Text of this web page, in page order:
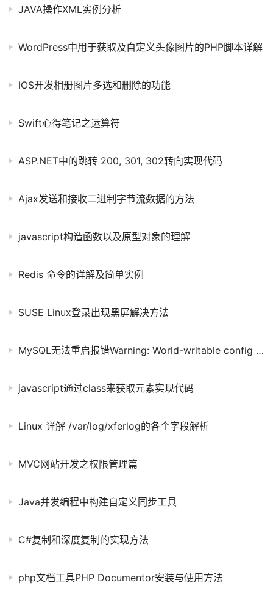
JAVA操作XML实例分析
WordPress中用于获取及自定义头像图片的PHP脚本详解
IOS开发相册图片多选和删除的功能
Swift心得笔记之运算符
ASP.NET中的跳转 200, 301, 302转向实现代码
Ajax发送和接收二进制字节流数据的方法
javascript构造函数以及原型对象的理解
Redis 命令的详解及简单实例
SUSE Linux登录出现黑屏解决方法
MySQL无法重启报错Warning: World-writable config file ‘/etc/my.cnf’ is ignored的解决方法
javascript通过class来获取元素实现代码
Linux 详解 /var/log/xferlog的各个字段解析
MVC网站开发之权限管理篇
Java并发编程中构建自定义同步工具
C#复制和深度复制的实现方法
php文档工具PHP Documentor安装与使用方法